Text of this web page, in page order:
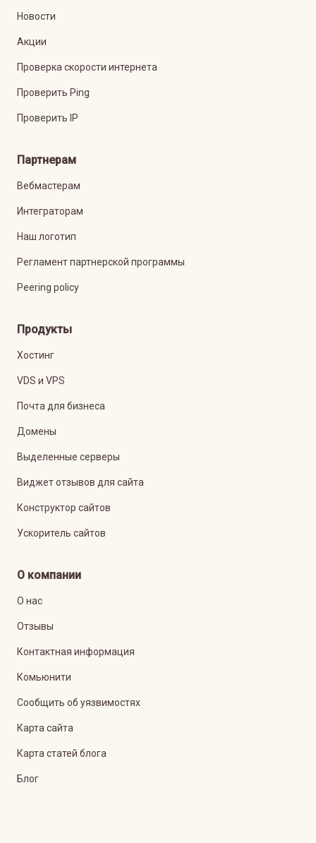
Новости
Акции
Проверка скорости интернета
Проверить Ping
Проверить IP
Партнерам
Вебмастерам
Интеграторам
Наш логотип
Регламент партнерской программы
Peering policy
Продукты
Хостинг
VDS и VPS
Почта для бизнеса
Домены
Выделенные серверы
Виджет отзывов для сайта
Конструктор сайтов
Ускоритель сайтов
О компании
О нас
Отзывы
Контактная информация
Комьюнити
Сообщить об уязвимостях
Карта сайта
Карта статей блога
Блог